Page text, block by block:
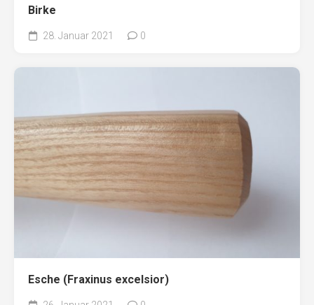
Birke
28. Januar 2021 0
Esche (Fraxinus excelsior)